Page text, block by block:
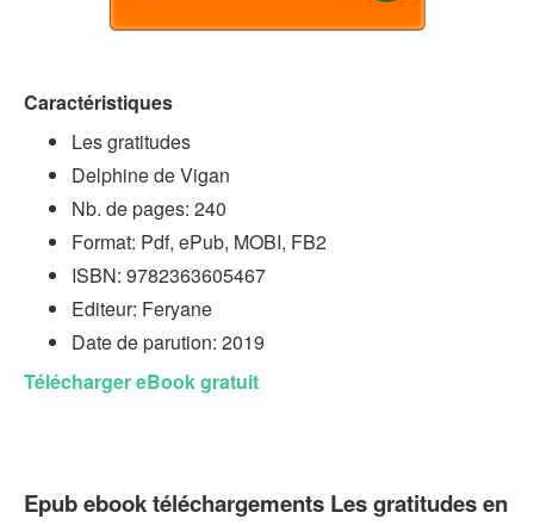
Caractéristiques
Les gratitudes
Delphine de Vigan
Nb. de pages: 240
Format: Pdf, ePub, MOBI, FB2
ISBN: 9782363605467
Editeur: Feryane
Date de parution: 2019
Télécharger eBook gratuit
Epub ebook téléchargements Les gratitudes en